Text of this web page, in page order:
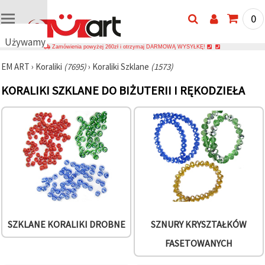
Używamy
cookie
Używamy
podobnych
technologii,
zapewnić
prawidłowe
działanie
internetowej,
z niej oraz,
za Państwa
0
Zamówienia powyżej 260zł i otrzymaj DARMOWĄ WYSYŁKĘ!
EM ART › Koraliki (7695)› Koraliki Szklane (1573)
KORALIKI SZKLANE DO BIŻUTERII I RĘKODZIEŁA
SZKLANE KORALIKI DROBNE
SZNURY KRYSZTAŁKÓW
FASETOWANYCH